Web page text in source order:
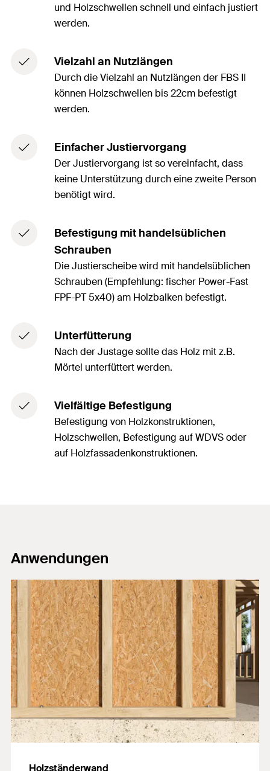
und Holzschwellen schnell und einfach justiert
werden.
Vielzahl an Nutzlängen
Durch die Vielzahl an Nutzlängen der FBS II
können Holzschwellen bis 22cm befestigt
werden.
Einfacher Justiervorgang
Der Justiervorgang ist so vereinfacht, dass
keine Unterstützung durch eine zweite Person
benötigt wird.
Befestigung mit handelsüblichen
Schrauben
Die Justierscheibe wird mit handelsüblichen
Schrauben (Empfehlung: fischer Power-Fast
FPF-PT 5x40) am Holzbalken befestigt.
Unterfütterung
Nach der Justage sollte das Holz mit z.B.
Mörtel unterfüttert werden.
Vielfältige Befestigung
Befestigung von Holzkonstruktionen,
Holzschwellen, Befestigung auf WDVS oder
auf Holzfassadenkonstruktionen.
Anwendungen
Holzständerwand